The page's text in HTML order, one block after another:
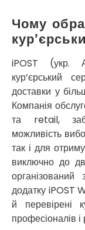
Чому
iPOST (укр.
кур’єрський
доставки у
Компанія
та retail,
можливість
так і для
виключно до
додатку iPOST
й перевірені
професіоналів
Решетилівка
Ромни
Рівне
Рудне
Самбір
Щасливе
Шепетівка
Шостка
Шпола
Синельникове
Славута
Славутич
Слобожанське
Сміла
Софіївська
Сокільники